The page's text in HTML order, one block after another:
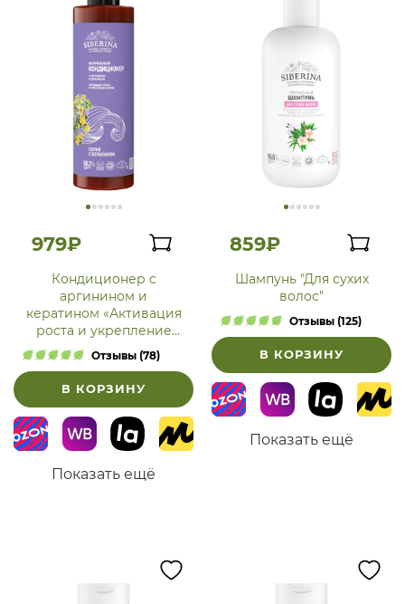
979₽
Кондиционер с
аргинином и
кератином «Активация
роста и укрепление
волос»
Отзывы (78)
В КОРЗИНУ
Показать ещё
859₽
Шампунь "Для сухих
волос"
Отзывы (125)
В КОРЗИНУ
Показать ещё